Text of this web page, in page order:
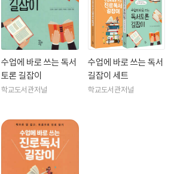
수업에 바로 쓰는 독서
토론 길잡이
학교도서관저널
수업에 바로 쓰는 독서
길잡이 세트
학교도서관저널